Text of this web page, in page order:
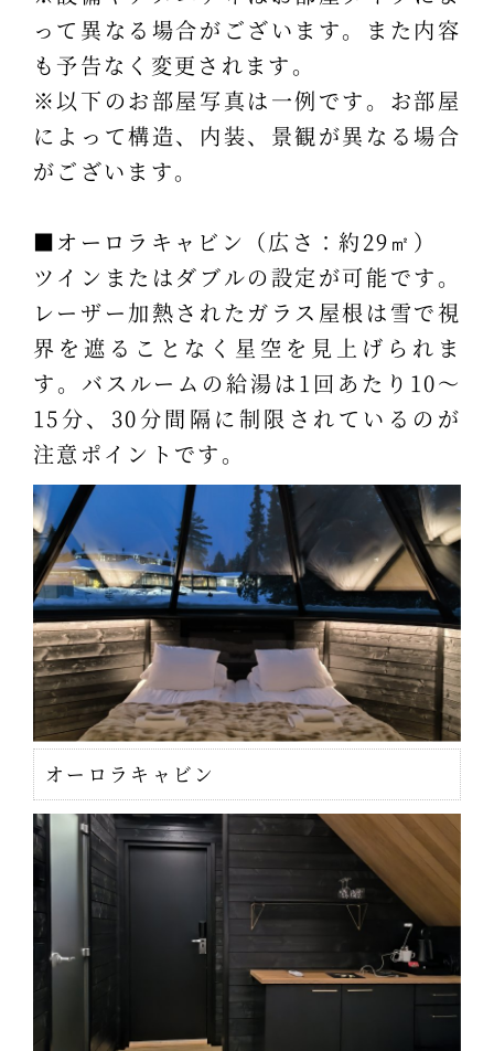
って異なる場合がございます。また内容
も予告なく変更されます。
※以下のお部屋写真は一例です。お部屋
によって構造、内装、景観が異なる場合
がございます。
■オーロラキャビン（広さ：約29㎡）
ツインまたはダブルの設定が可能です。
レーザー加熱されたガラス屋根は雪で視
界を遮ることなく星空を見上げられま
す。バスルームの給湯は1回あたり10～
15分、30分間隔に制限されているのが
注意ポイントです。
オーロラキャビン